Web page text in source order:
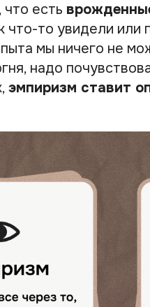
есть
что-то увидели или
мы ничего не
надо
эмпиризм ставит